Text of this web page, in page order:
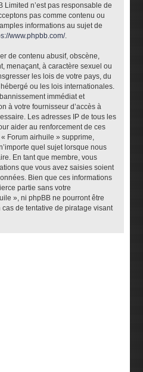
Limited n’est pas responsable de
pas comme contenu ou
informations au sujet de
www.phpbb.com/.
de contenu abusif, obscène,
menaçant, à caractère sexuel ou
les lois de votre pays, du
ou les lois internationales.
immédiat et
à votre fournisseur d’accès à
Les adresses IP de tous les
aider au renforcement de ces
Forum airhuile » supprime,
quel sujet lorsque nous
En tant que membre, vous
que vous avez saisies soient
Bien que ces informations
partie sans votre
», ni phpBB ne pourront être
de tentative de piratage visant